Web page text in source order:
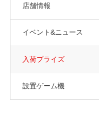
店舗情報
イベント&ニュース
入荷プライズ
設置ゲーム機